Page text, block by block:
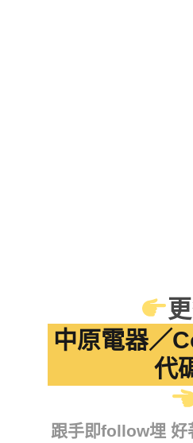
中原電器／
代
跟手即follow埋